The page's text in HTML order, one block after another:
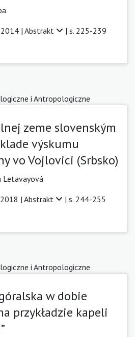
| Abstrakt | s. 225-239
i Antropologiczne
zeme slovenským
výskumu
vo Vojlovici (Srbsko)
Letavayová
| Abstrakt | s. 244-255
i Antropologiczne
w dobie
przykładzie kapeli